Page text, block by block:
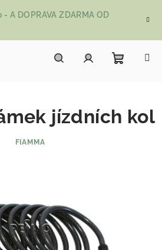
- A DOPRAVA ZDARMA OD
jízdních kol
FIAMMA